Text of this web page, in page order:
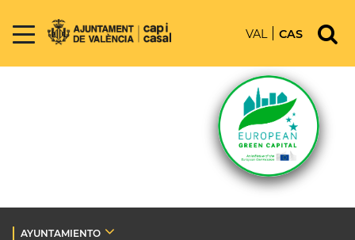
VAL CAS
AYUNTAMIENTO